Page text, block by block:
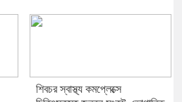
শিবচর স্বাস্থ্য কমপ্লেক্সে